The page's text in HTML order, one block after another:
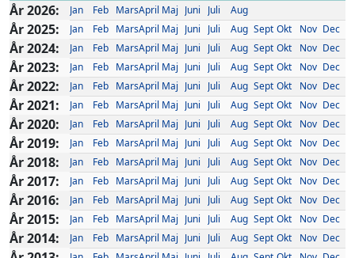
År 2026: Jan Feb MarsApril Maj Juni Juli Aug
År 2025: Jan Feb MarsApril Maj Juni Juli Aug Sept Okt Nov Dec
År 2024: Jan Feb MarsApril Maj Juni Juli Aug Sept Okt Nov Dec
År 2023: Jan Feb MarsApril Maj Juni Juli Aug Sept Okt Nov Dec
År 2022: Jan Feb MarsApril Maj Juni Juli Aug Sept Okt Nov Dec
År 2021: Jan Feb MarsApril Maj Juni Juli Aug Sept Okt Nov Dec
År 2020: Jan Feb MarsApril Maj Juni Juli Aug Sept Okt Nov Dec
År 2019: Jan Feb MarsApril Maj Juni Juli Aug Sept Okt Nov Dec
År 2018: Jan Feb MarsApril Maj Juni Juli Aug Sept Okt Nov Dec
År 2017: Jan Feb MarsApril Maj Juni Juli Aug Sept Okt Nov Dec
År 2016: Jan Feb MarsApril Maj Juni Juli Aug Sept Okt Nov Dec
År 2015: Jan Feb MarsApril Maj Juni Juli Aug Sept Okt Nov Dec
År 2014: Jan Feb MarsApril Maj Juni Juli Aug Sept Okt Nov Dec